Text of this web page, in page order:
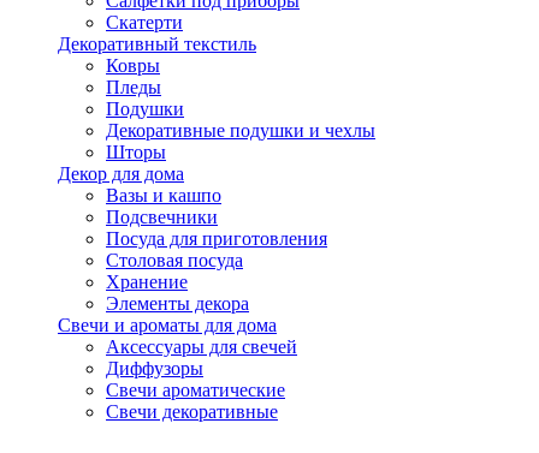
Скатерти
Декоративный текстиль
Ковры
Пледы
Подушки
Декоративные подушки и чехлы
Шторы
Декор для дома
Вазы и кашпо
Подсвечники
Посуда для приготовления
Столовая посуда
Хранение
Элементы декора
Свечи и ароматы для дома
Аксессуары для свечей
Диффузоры
Свечи ароматические
Свечи декоративные